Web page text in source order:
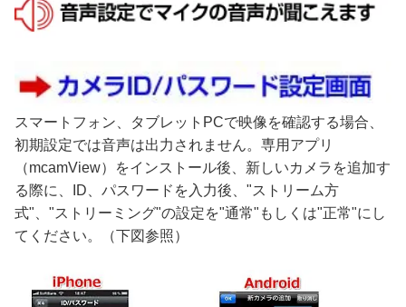
スマートフォン、タブレットPCで映像を確認する場合、
初期設定では音声は出力されません。専用アプリ
（mcamView）をインストール後、新しいカメラを追加す
る際に、ID、パスワードを入力後、"ストリーム方
式"、"ストリーミング"の設定を"通常"もしくは"正常"にし
てください。（下図参照）